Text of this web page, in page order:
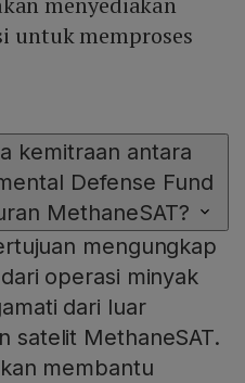
untuk memproses
kemitraan antara
Defense Fund
MethaneSAT?
mengungkap
operasi minyak
dari luar
satelit MethaneSAT.
membantu